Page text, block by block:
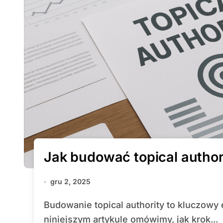
Jak budować topical
gru 2, 2025
Budowanie topical authority to kluczowy element skutecznej strategii SEO. W
niniejszym artykule omówimy, jak krok...